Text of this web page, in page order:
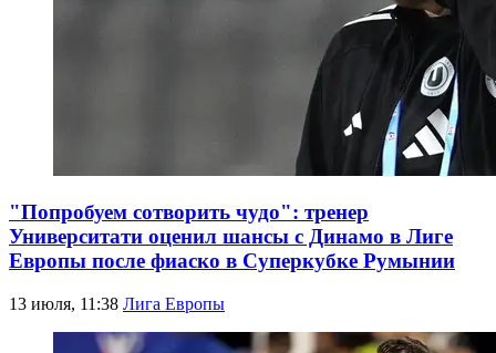
"Попробуем сотворить чудо": тренер
Университати оценил шансы с Динамо в Лиге
Европы после фиаско в Суперкубке Румынии
13 июля, 11:38 Лига Европы